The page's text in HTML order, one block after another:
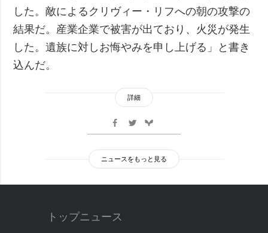
した。敵によるクリヴィー・リフへの朝の攻撃の
結果だ。産業企業で被害が出ており、火災が発生
した。遺族に対しお悔やみを申し上げる」と書き
込んだ。
詳細
ニュースをもっと見る
トップニュース